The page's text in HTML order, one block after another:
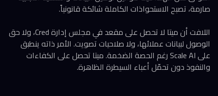
صارمة، تصبح الاستحواذات الكاملة شائكة قانونياً.
اللافت أن ميتا لا تحصل على مقعد في مجلس إدارة Cred، ولا حق
الوصول لبيانات عملائها، ولا صلاحيات تصويت. الأمر ذاته ينطبق
على Scale AI رغم الحصة الضخمة. ميتا تحصل على الكفاءات
والنفوذ دون تحمّل أعباء السيطرة الظاهرة.